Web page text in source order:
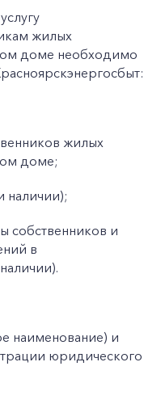
жилых
доме необходимо
жилых
доме;
наличии);
собственников и
в
наименование) и
юридического